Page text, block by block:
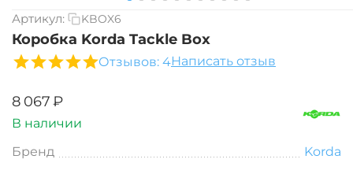
Артикул: KBOX6
Коробка Korda Tackle Box
Отзывов: 4Написать отзыв
‍8 067‍₽
В наличии
Бренд
Korda